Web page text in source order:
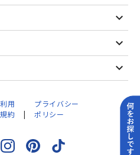
利用
規約
プライバシー
ポリシー